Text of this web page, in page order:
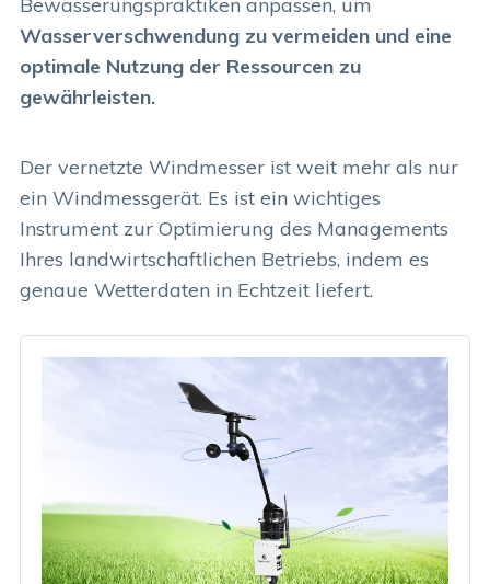
Wasserverschwendung zu vermeiden und eine
optimale Nutzung der Ressourcen zu
gewährleisten.
Der vernetzte Windmesser ist weit mehr als nur
ein Windmessgerät. Es ist ein wichtiges
Instrument zur Optimierung des Managements
Ihres landwirtschaftlichen Betriebs, indem es
genaue Wetterdaten in Echtzeit liefert.